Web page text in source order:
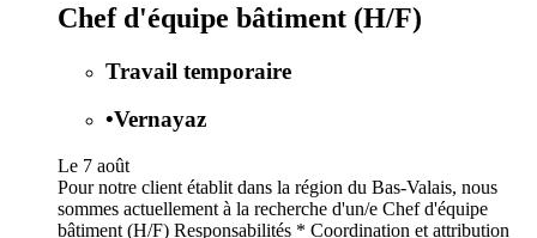
Chef d'équipe bâtiment (H/F)
Travail temporaire
•Vernayaz
Le 7 août
Pour notre client établit dans la région du Bas-Valais, nous
sommes actuellement à la recherche d'un/e Chef d'équipe
bâtiment (H/F) Responsabilités * Coordination et attribution